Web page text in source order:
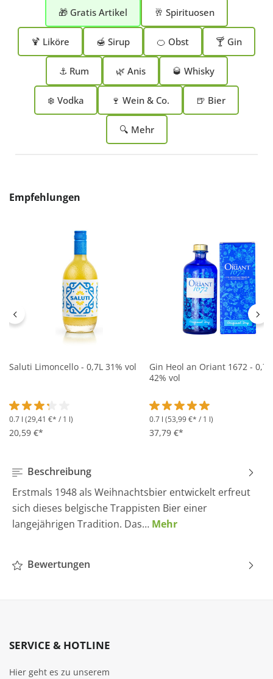
🎁 Gratis Artikel 🥂 Spirituosen
🍹 Liköre 🍯 Sirup 🍊 Obst 🍸 Gin
⚓ Rum 🌿 Anis 🥃 Whisky
❄️ Vodka 🍷 Wein & Co. 🍺 Bier
🔍 Mehr
Produktgalerie überspringen
Empfehlungen
Saluti Limoncello - 0,7L 31% vol
Durchschnittliche Bewertung von 3.2 von 5 Sternen
0.7 l (29,41 €* / 1 l)
20,59 €*
Gin Heol an Oriant 1672 - 0,7L
42% vol
Durchschnittliche
0.7 l (53,99 €* / 1 l)
37,79 €*
Beschreibung
Erstmals 1948 als Weihnachtsbier entwickelt erfreut
sich dieses belgische Trappisten Bier einer
langejährigen Tradition. Das… Mehr
Bewertungen
SERVICE & HOTLINE
Hier geht es zu unserem